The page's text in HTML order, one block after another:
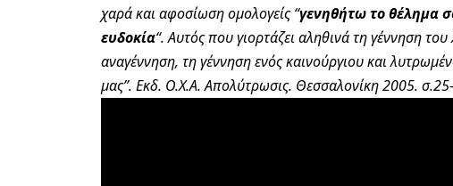
χαρά και αφοσίωση ομολογείς “γενηθήτω το θέλημα
ευδοκία“. Αυτός που γιορτάζει αληθινά τη γέννηση
αναγέννηση, τη γέννηση ενός καινούργιου και
μας”. Εκδ. Ο.Χ.Α. Απολύτρωσις. Θεσσαλονίκη 2005.